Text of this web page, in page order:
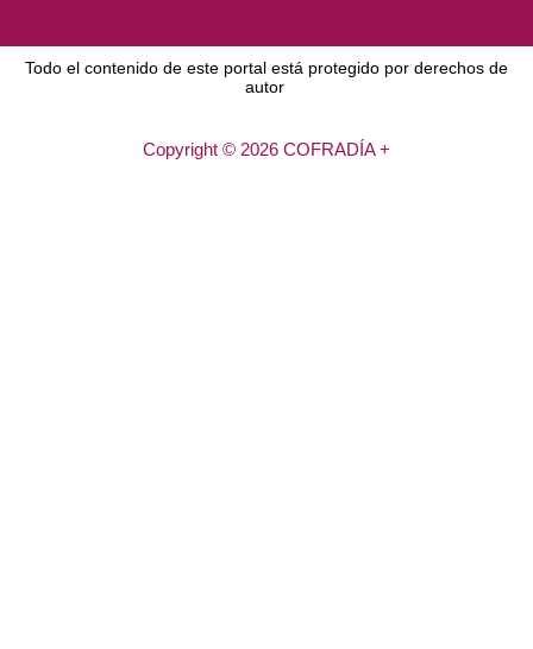
Todo el contenido de este portal está protegido por derechos de
autor
Copyright © 2026 COFRADÍA +